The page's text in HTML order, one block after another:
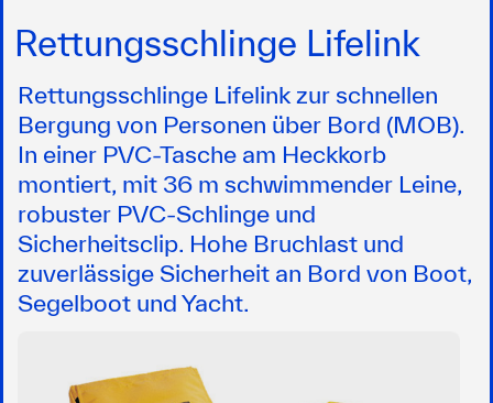
Rettungsschlinge Lifelink
Rettungsschlinge Lifelink zur schnellen
Bergung von Personen über Bord (MOB).
In einer PVC-Tasche am Heckkorb
montiert, mit 36 m schwimmender Leine,
robuster PVC-Schlinge und
Sicherheitsclip. Hohe Bruchlast und
zuverlässige Sicherheit an Bord von Boot,
Segelboot und Yacht.